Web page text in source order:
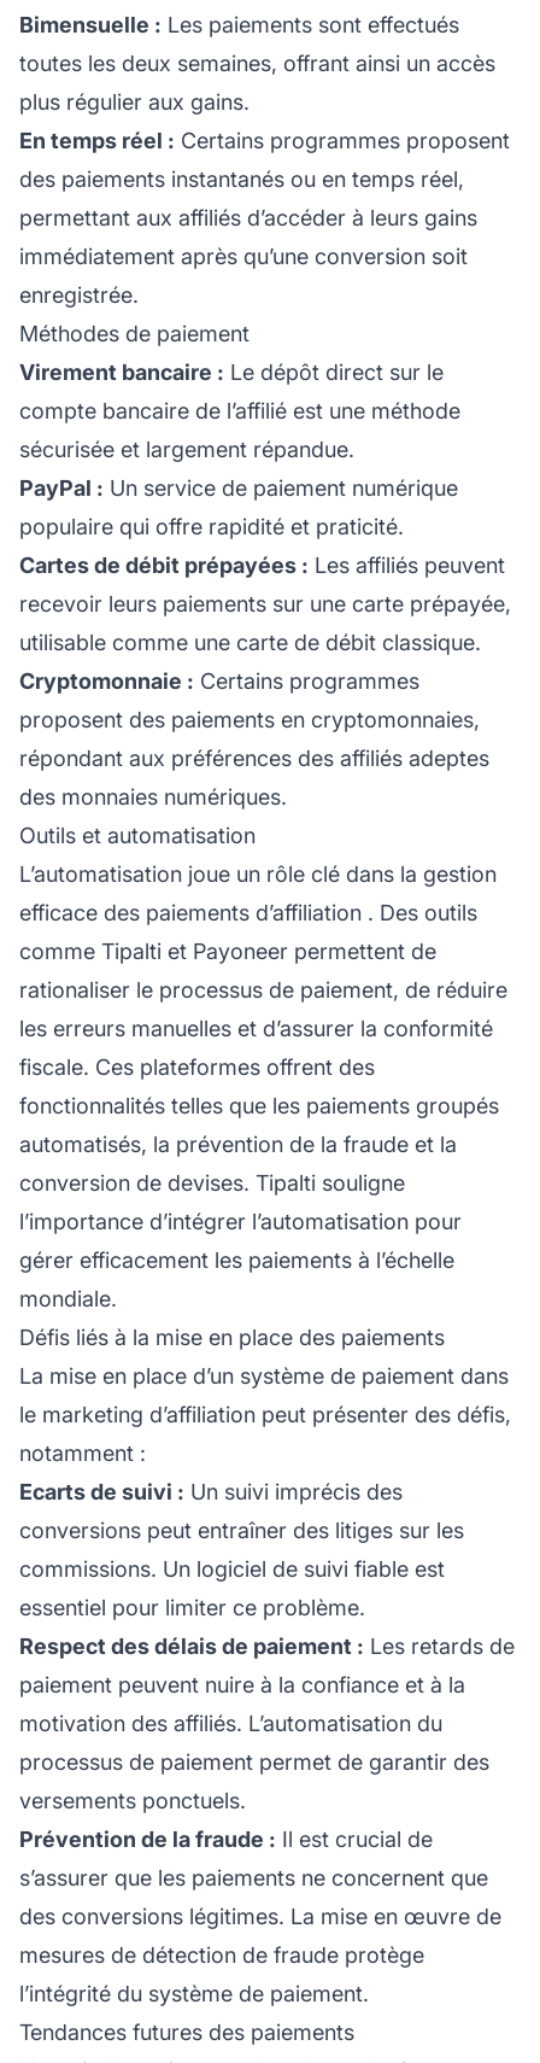
Bimensuelle : Les paiements sont effectués
toutes les deux semaines, offrant ainsi un accès
plus régulier aux gains.
En temps réel : Certains programmes proposent
des paiements instantanés ou en temps réel,
permettant aux affiliés d’accéder à leurs gains
immédiatement après qu’une conversion soit
enregistrée.
Méthodes de paiement
Virement bancaire : Le dépôt direct sur le
compte bancaire de l’affilié est une méthode
sécurisée et largement répandue.
PayPal : Un service de paiement numérique
populaire qui offre rapidité et praticité.
Cartes de débit prépayées : Les affiliés peuvent
recevoir leurs paiements sur une carte prépayée,
utilisable comme une carte de débit classique.
Cryptomonnaie : Certains programmes
proposent des paiements en cryptomonnaies,
répondant aux préférences des affiliés adeptes
des monnaies numériques.
Outils et automatisation
L’automatisation joue un rôle clé dans la gestion
efficace des paiements d’affiliation . Des outils
comme Tipalti et Payoneer permettent de
rationaliser le processus de paiement, de réduire
les erreurs manuelles et d’assurer la conformité
fiscale. Ces plateformes offrent des
fonctionnalités telles que les paiements groupés
automatisés, la prévention de la fraude et la
conversion de devises. Tipalti souligne
l’importance d’intégrer l’automatisation pour
gérer efficacement les paiements à l’échelle
mondiale.
Défis liés à la mise en place des paiements
La mise en place d’un système de paiement dans
le marketing d’affiliation peut présenter des défis,
notamment :
Ecarts de suivi : Un suivi imprécis des
conversions peut entraîner des litiges sur les
commissions. Un logiciel de suivi fiable est
essentiel pour limiter ce problème.
Respect des délais de paiement : Les retards de
paiement peuvent nuire à la confiance et à la
motivation des affiliés. L’automatisation du
processus de paiement permet de garantir des
versements ponctuels.
Prévention de la fraude : Il est crucial de
s’assurer que les paiements ne concernent que
des conversions légitimes. La mise en œuvre de
mesures de détection de fraude protège
l’intégrité du système de paiement.
Tendances futures des paiements